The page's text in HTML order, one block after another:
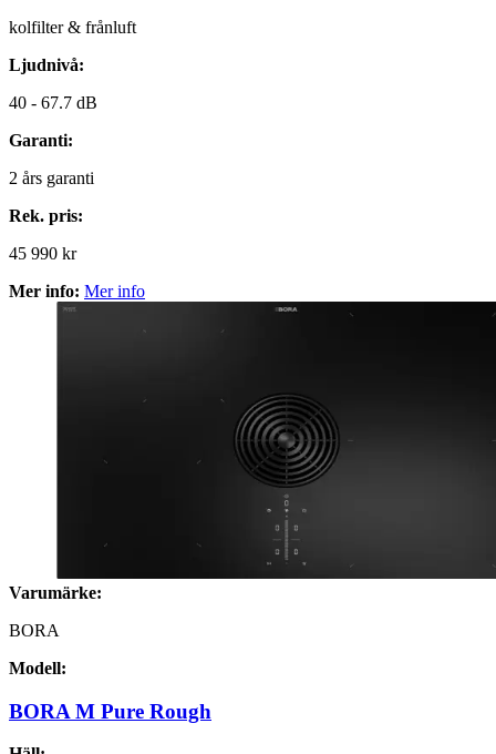
kolfilter & frånluft
Ljudnivå:
40 - 67.7 dB
Garanti:
2 års garanti
Rek. pris:
45 990 kr
Mer info: Mer info
Varumärke:
BORA
Modell:
BORA M Pure Rough